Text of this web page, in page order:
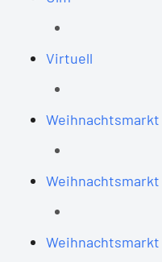
Virtuell
Weihnachtsmarkt
Weihnachtsmarkt
Weihnachtsmarkt